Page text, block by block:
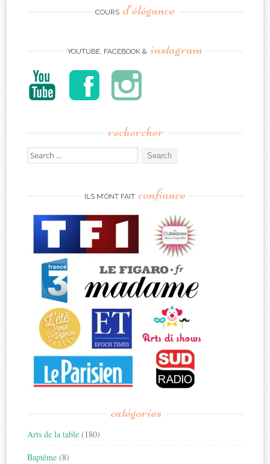
COURS d’élégance
YOUTUBE, FACEBOOK & instagram
rechercher
Search
for:
ILS M’ONT FAIT confiance
catégories
Arts de la table (180)
Baptême (8)